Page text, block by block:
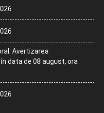
Avertizarea
data de 08 august, ora